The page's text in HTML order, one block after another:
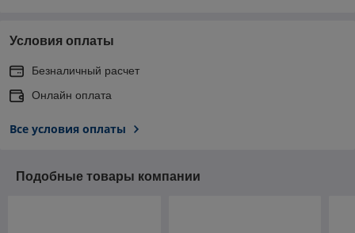
Условия оплаты
Безналичный расчет
Онлайн оплата
Все условия оплаты
Подобные товары компании